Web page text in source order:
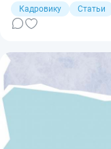
допустить перехода
постоянные,
стороны
Кадровику
Статьи